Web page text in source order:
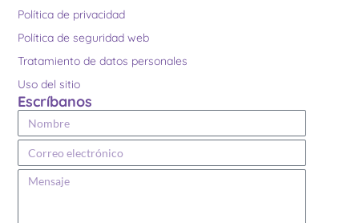
Política de privacidad
Política de seguridad web
Tratamiento de datos personales
Uso del sitio
Escríbanos